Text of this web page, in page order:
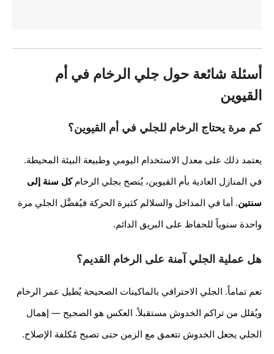
أسئلة شائعة حول جلي الرخام في أم
القيوين
كم مرة يحتاج الرخام للجلي في أم القيوين؟
يعتمد ذلك على معدل الاستخدام اليومي وطبيعة البيئة المحيطة.
في المنازل العادية بأم القيوين، يُنصح بجلي الرخامكل سنة إلى
سنتين. أما في المداخل والسلالم كثيرة الحركة فيُفضَّل الجلي مرة
واحدة سنوياً للحفاظ على البريق الدائم.
هل عملية الجلي آمنة على الرخام القديم؟
نعم تماماً. الجلي الاحترافي بالماكينات الصحيحة يُطيل عمر الرخام
ويُقلل من تراكم الخدوش مستقبلاً. العكس هو الصحيح — إهمال
الجلي يجعل الخدوش تتعمق مع الزمن حتى تصبح مُكلفة الإصلاح.